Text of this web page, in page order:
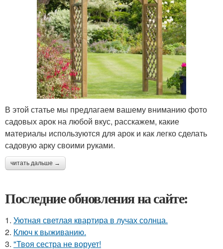
В этой статье мы предлагаем вашему вниманию фото
садовых арок на любой вкус, расскажем, какие
материалы используются для арок и как легко сделать
садовую арку своими руками.
читать дальше →
Последние обновления на сайте:
1. Уютная светлая квартира в лучах солнца.
2. Ключ к выживанию.
3. "Твоя сестра не ворует!